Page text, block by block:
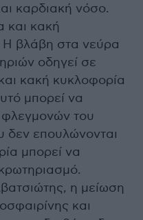
καρδιακή νόσο.
και κακή
Η βλάβη στα νεύρα
οδηγεί σε
κακή κυκλοφορία
μπορεί να
του
δεν επουλώνονται
μπορεί να
η μείωση
και